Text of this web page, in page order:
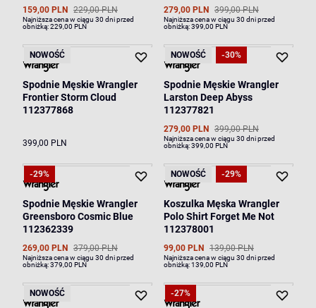
159,00 PLN 229,00 PLN
Najniższa cena w ciągu 30 dni przed
obniżką:229,00 PLN
279,00 PLN 399,00 PLN
Najniższa cena w ciągu 30 dni przed
obniżką:399,00 PLN
NOWOŚĆ
Spodnie Męskie Wrangler
Frontier Storm Cloud
112377868
399,00 PLN
NOWOŚĆ -30%
Spodnie Męskie Wrangler
Larston Deep Abyss
112377821
279,00 PLN 399,00 PLN
Najniższa cena w ciągu 30 dni przed
obniżką:399,00 PLN
-29%
Spodnie Męskie Wrangler
Greensboro Cosmic Blue
112362339
269,00 PLN 379,00 PLN
Najniższa cena w ciągu 30 dni przed
obniżką:379,00 PLN
NOWOŚĆ -29%
Koszulka Męska Wrangler
Polo Shirt Forget Me Not
112378001
99,00 PLN 139,00 PLN
Najniższa cena w ciągu 30 dni przed
obniżką:139,00 PLN
NOWOŚĆ -27%